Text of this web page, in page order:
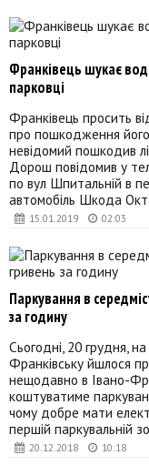
15.01.2019 02:03
Франківець шукає
парковці
Франківець просить
про пошкодження його
невідомий пошкодив
Дорош повідомив у
по вул Шпитальній в
автомобіль Шкода
20.12.2018 10:18
Паркування в
за годину
Сьогодні, 20 грудня,
Франківську йшлося
нещодавно в Івано-
коштуватиме
чому добре мати
першій паркувальній